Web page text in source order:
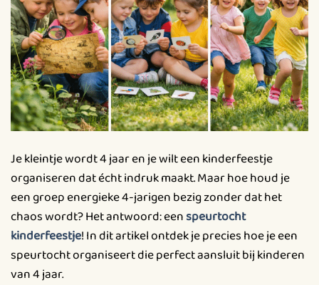
Je kleintje wordt 4 jaar en je wilt een kinderfeestje
organiseren dat écht indruk maakt. Maar hoe houd je
een groep energieke 4-jarigen bezig zonder dat het
chaos wordt? Het antwoord: eenspeurtocht
kinderfeestje! In dit artikel ontdek je precies hoe je een
speurtocht organiseert die perfect aansluit bij kinderen
van 4 jaar.